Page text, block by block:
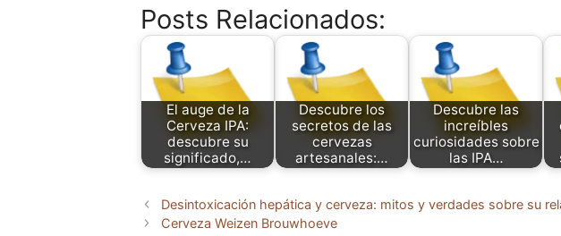
Posts Relacionados:
El auge de la
Cerveza IPA:
descubre su
significado,…
Descubre los
secretos de las
cervezas
artesanales:…
Descubre las
increíbles
curiosidades sobre
las IPA…
Desintoxicación hepática y cerveza: mitos y verdades sobre su
Cerveza Weizen Brouwhoeve